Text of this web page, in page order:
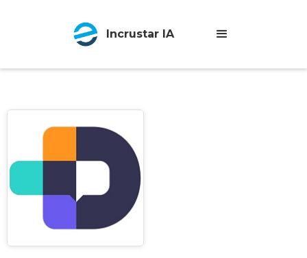
Incrustar IA